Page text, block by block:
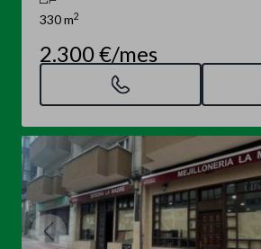
330 m2
2.300 €/mes